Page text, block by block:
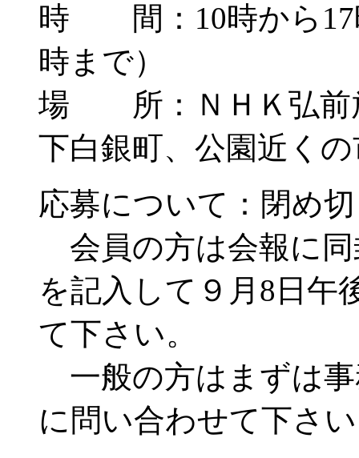
時 間：10時から17
時まで）
場 所：ＮＨＫ弘前
下白銀町、公園近く
応募について：閉め
会員の方は会報に同
を記入して９月8日午
て下さい。
一般の方はまずは事
に問い合わせて下さ